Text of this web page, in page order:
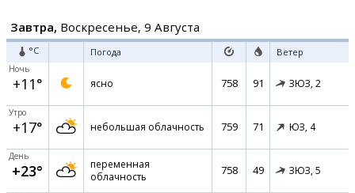
Завтра, Воскресенье, 9 Августа
°C Погода Ветер
Ночь
+11° ясно 758 91 ЗЮЗ, 2
Утро
+17° небольшая облачность 759 71 ЮЗ, 4
День
+23°
переменная
облачность
758 49 ЗЮЗ, 5